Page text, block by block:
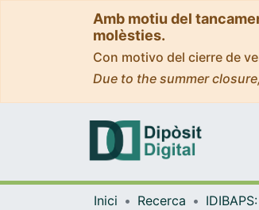
Amb motiu del
molèsties.
Con motivo del cierre de
Due to the summer
Inici Recerca